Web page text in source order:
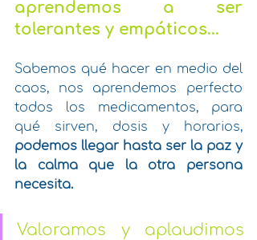
tolerantes y empáticos...
Sabemos qué hacer en medio del
caos, nos aprendemos perfecto
todos los medicamentos, para
podemos llegar hasta ser la paz y
la calma que la otra persona
necesita.
Valoramos y aplaudimos